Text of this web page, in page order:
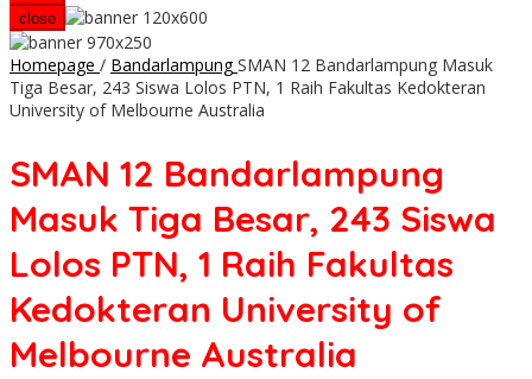
close
Homepage / Bandarlampung SMAN 12 Bandarlampung Masuk
Tiga Besar, 243 Siswa Lolos PTN, 1 Raih Fakultas Kedokteran
University of Melbourne Australia
SMAN 12 Bandarlampung
Masuk Tiga Besar, 243 Siswa
Lolos PTN, 1 Raih Fakultas
Kedokteran University of
Melbourne Australia